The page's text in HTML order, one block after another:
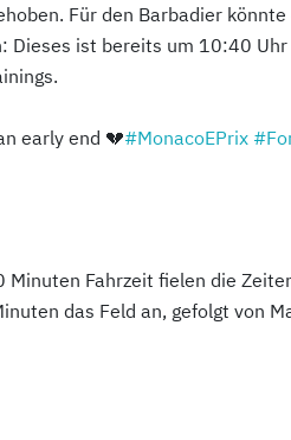
Für den Barbadier könnte
Dieses ist bereits um 10:40
early end 💔#MonacoEPrix
Minuten Fahrzeit fielen die
das Feld an, gefolgt von